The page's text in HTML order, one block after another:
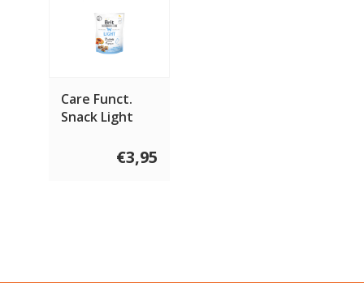
Care Funct.
Snack Light
€3,95